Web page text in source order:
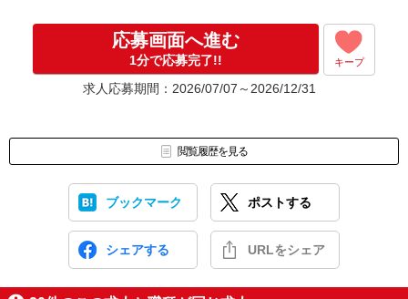
応募画面へ進む
1分で応募完了!! キープ
求人応募期間：2026/07/07～2026/12/31
閲覧履歴を見る
ブックマーク ポストする
シェアする URLをシェア